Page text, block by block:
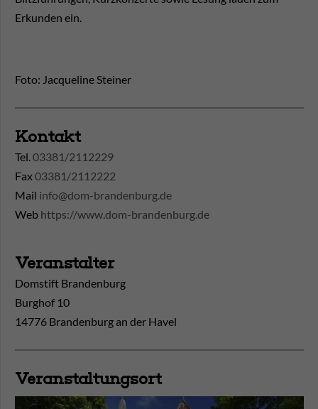
Erkunden ein.
Foto: Jacqueline Steiner
Kontakt
Tel.03381/2112229
Fax03381/2112222
Mail info@dom-brandenburg.de
Web https://www.dom-brandenburg.de
Veranstalter
Domstift Brandenburg
Burghof 10
14776 Brandenburg an der Havel
Veranstaltungsort